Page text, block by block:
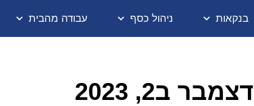
בנקאות ניהול כסף עבודה מהבית
דצמבר ב2, 2023